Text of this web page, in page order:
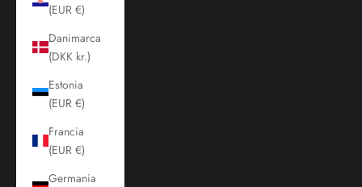
(EUR €)
Danimarca
(DKK kr.)
Estonia
(EUR €)
Francia
(EUR €)
Germania